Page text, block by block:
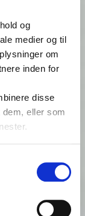
og
medier og til
om
inden for
disse
eller som